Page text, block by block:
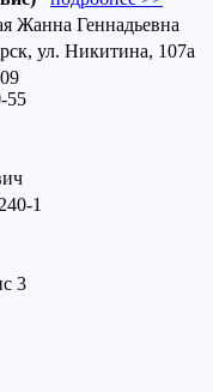
Жанна Геннадьевна
ул. Никитина, 107а
55
1
3